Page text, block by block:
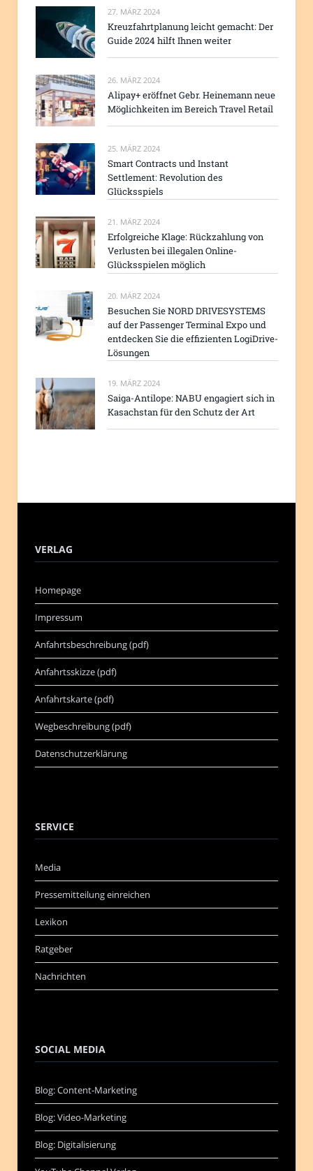
27. MÄRZ 2024
Kreuzfahrtplanung leicht gemacht: Der
Guide 2024 hilft Ihnen weiter
26. MÄRZ 2024
Alipay+ eröffnet Gebr. Heinemann neue
Möglichkeiten im Bereich Travel Retail
25. MÄRZ 2024
Smart Contracts und Instant
Settlement: Revolution des
Glücksspiels
21. MÄRZ 2024
Erfolgreiche Klage: Rückzahlung von
Verlusten bei illegalen Online-
Glücksspielen möglich
20. MÄRZ 2024
Besuchen Sie NORD DRIVESYSTEMS
auf der Passenger Terminal Expo und
entdecken Sie die effizienten LogiDrive-
Lösungen
19. MÄRZ 2024
Saiga-Antilope: NABU engagiert sich in
Kasachstan für den Schutz der Art
VERLAG
Homepage
Impressum
Anfahrtsbeschreibung (pdf)
Anfahrtsskizze (pdf)
Anfahrtskarte (pdf)
Wegbeschreibung (pdf)
Datenschutzerklärung
SERVICE
Media
Pressemitteilung einreichen
Lexikon
Ratgeber
Nachrichten
SOCIAL MEDIA
Blog: Content-Marketing
Blog: Video-Marketing
Blog: Digitalisierung